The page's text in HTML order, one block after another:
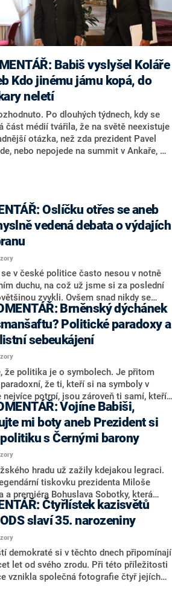
Babiš vyslyšel Koláře
Kdo jinému jámu kopá, do
neletí
Po dlouhých týdnech, kdy se
část médií tvářila, že na světě neexistuje
otázka, než zda prezident Pavel
nebo nepojede na summit v Ankaře, už
Oslíčku otřes se aneb
vedená debata o výdajích
se v české politice často nesou v notně
duchu, na což už jsme si za poslední
zvykli. Ovšem snad nikdy se
o určitém tématu nevedla, jak by řekl
„falešně a prázdně“, jako je tomu nyní u
výdajů na obranu.
Politické paradoxy a
sebeukájení
že politika je o symbolech. Je přitom
že ti, kteří si na symboly v
nejvíce potrpí, jsou zároveň ti samí, kteří
obhajují sraz takzvaných
Němců v Brně – což je akce, jež je
hlediska symboliky poměrně dost
Vlastně stejně, jako je nešťastné jejich
pojmenování, které je bytostně spjato s
režimem.
mi boty aneb Prezident si
s Černými barony
hradu už zažily kdejakou legraci.
tiskovku prezidenta Miloše
a premiéra Bohuslava Sobotky, která
do historie pod krycím názvem „Nastav
to obráceně“. A nebylo by asi
kdyby se Sobotkovi dodnes zdály
sny o holi, zlověstně ukazující
k mikrofonu. Ovšem další pokračování
Petr Pavel rozpoutal proti Strakově
už vypjaté vztahy Zemana a Sobotky
Čtyřlístek kazisvětů
slaví 35. narozeniny
demokraté si v těchto dnech připomínají
let od svého zrodu. Při této příležitosti
vznikla společná fotografie čtyř jejích